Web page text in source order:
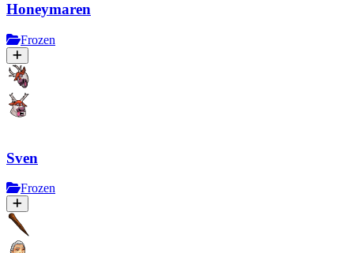
Honeymaren
Frozen
Sven
Frozen